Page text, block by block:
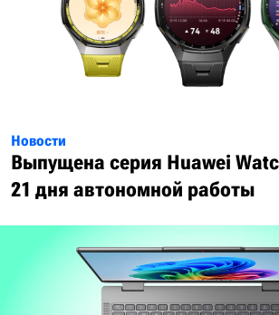
Новости
Выпущена серия Huawei
21 дня автономной работы